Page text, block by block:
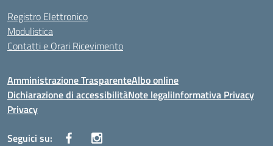
Registro Elettronico
Modulistica
Contatti e Orari Ricevimento
Amministrazione TrasparenteAlbo online
Dichiarazione di accessibilitàNote legaliInformativa Privacy
Privacy
Seguici su: